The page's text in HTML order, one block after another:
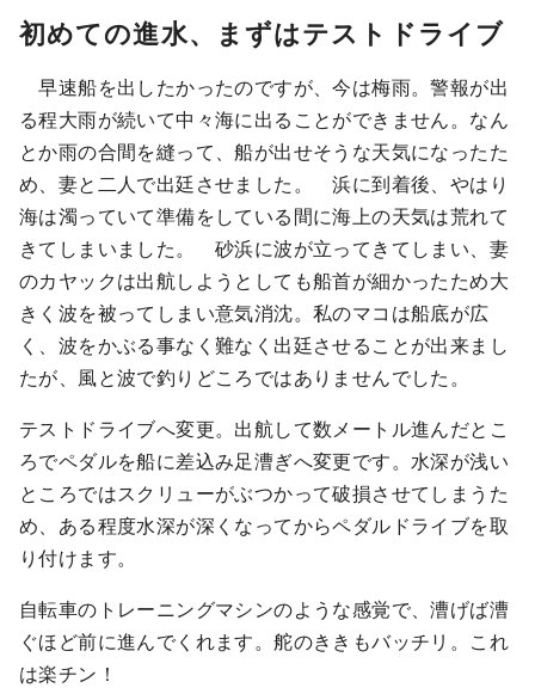
初めての進水、まずはテストドライブ
早速船を出したかったのですが、今は梅雨。警報が出
る程大雨が続いて中々海に出ることができません。なん
とか雨の合間を縫って、船が出せそうな天気になったた
め、妻と二人で出廷させました。 浜に到着後、やはり
海は濁っていて準備をしている間に海上の天気は荒れて
きてしまいました。 砂浜に波が立ってきてしまい、妻
のカヤックは出航しようとしても船首が細かったため大
きく波を被ってしまい意気消沈。私のマコは船底が広
く、波をかぶる事なく難なく出廷させることが出来まし
たが、風と波で釣りどころではありませんでした。
テストドライブへ変更。出航して数メートル進んだとこ
ろでペダルを船に差込み足漕ぎへ変更です。水深が浅い
ところではスクリューがぶつかって破損させてしまうた
め、ある程度水深が深くなってからペダルドライブを取
り付けます。
自転車のトレーニングマシンのような感覚で、漕げば漕
ぐほど前に進んでくれます。舵のききもバッチリ。これ
は楽チン！